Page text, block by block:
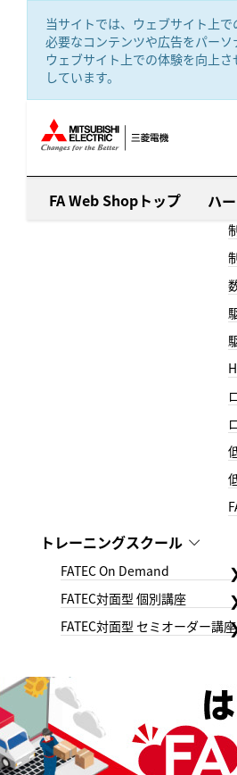
当サイトでは、ウェブサイト上
必要なコンテンツや広告をパー
ウェブサイト上での体験を向上
しています。
FA Web Shopトップ ハ
トレーニングスクール
FATEC On Demand
FATEC対面型 個別講座
FATEC対面型 セミオーダー講座